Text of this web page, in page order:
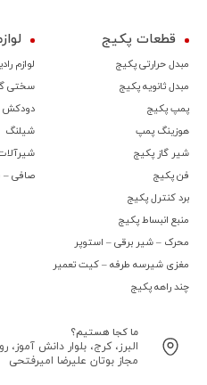
قطعات پکیج
مبدل حرارتی پکیج
مبدل ثانویه پکیج
پمپ پکیج
هوزینگ پمپ
شیر گاز پکیج
فن پکیج
برد کنترل پکیج
منبع انبساط پکیج
محرک – شیر برقی – استوپر
مغزی شیرسه طرفه – کیت تعمیر
چند راهه پکیج
لوازم
سختی
دودکش
شیلنگ
صافی –
ما کجا هستیم؟
البرز، کرج، بلوار دانش آموز،
مجاز بوتان علیرضا امیرفتحی